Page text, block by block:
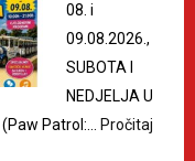
08. i
09.08.2026.,
SUBOTA I
NEDJELJA U
Patrol:…
Pročitaj